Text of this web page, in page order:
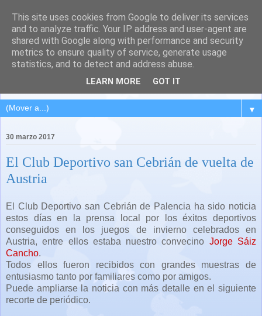
QUINTANA DEL PUENTE
(Palencia)
Pueblo del Cerrato palentino
▼
30 marzo 2017
El Club Deportivo san Cebrián de vuelta de
Austria
El Club Deportivo san Cebrián de Palencia ha sido noticia
estos días en la prensa local por los éxitos deportivos
conseguidos en los juegos de invierno celebrados en
Austria, entre ellos estaba nuestro convecino Jorge Sáiz
Cancho.
Todos ellos fueron recibidos con grandes muestras de
entusiasmo tanto por familiares como por amigos.
Puede ampliarse la noticia con más detalle en el siguiente
recorte de periódico.
This site uses cookies from Google to deliver its services
and to analyze traffic. Your IP address and user-agent are
shared with Google along with performance and security
metrics to ensure quality of service, generate usage
statistics, and to detect and address abuse.
LEARN MORE GOT IT